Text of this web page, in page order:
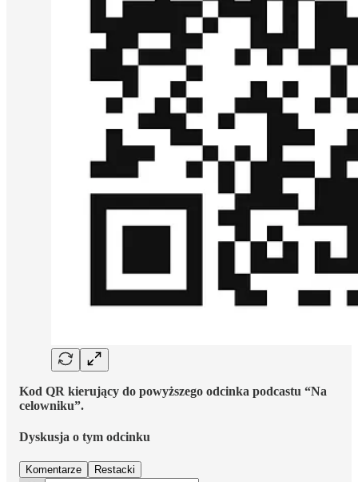
Kod QR kierujący do powyższego odcinka podcastu “Na
celowniku”.
Dyskusja o tym odcinku
Komentarze Restacki